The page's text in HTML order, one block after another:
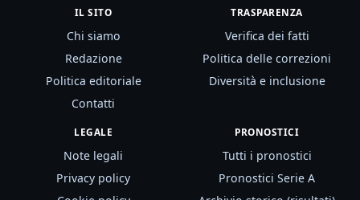
IL SITO
Chi siamo
Redazione
Politica editoriale
Contatti
TRASPARENZA
Verifica dei fatti
Politica delle correzioni
Diversità e inclusione
LEGALE
Note legali
Privacy policy
PRONOSTICI
Tutti i pronostici
Pronostici Serie A